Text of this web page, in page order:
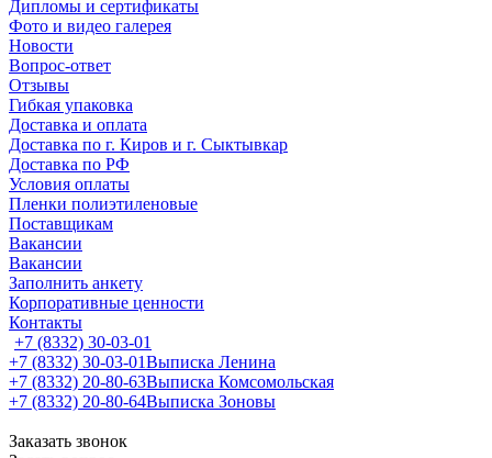
Дипломы и сертификаты
Фото и видео галерея
Новости
Вопрос-ответ
Отзывы
Гибкая упаковка
Доставка и оплата
Доставка по г. Киров и г. Сыктывкар
Доставка по РФ
Условия оплаты
Пленки полиэтиленовые
Поставщикам
Вакансии
Вакансии
Заполнить анкету
Корпоративные ценности
Контакты
+7 (8332) 30-03-01
+7 (8332) 30-03-01Выписка Ленина
+7 (8332) 20-80-63Выписка Комсомольская
+7 (8332) 20-80-64Выписка Зоновы
Заказать звонок